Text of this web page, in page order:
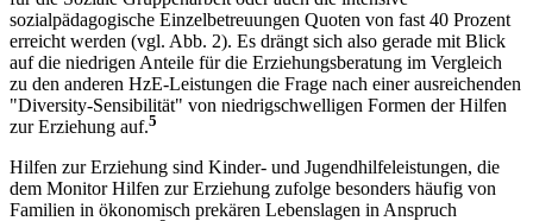
sozialpädagogische Einzelbetreuungen Quoten von fast 40 Prozent
erreicht werden (vgl. Abb. 2). Es drängt sich also gerade mit Blick
auf die niedrigen Anteile für die Erziehungsberatung im Vergleich
zu den anderen HzE-Leistungen die Frage nach einer ausreichenden
"Diversity-Sensibilität" von niedrigschwelligen Formen der Hilfen
zur Erziehung auf.5
Hilfen zur Erziehung sind Kinder- und Jugendhilfeleistungen, die
dem Monitor Hilfen zur Erziehung zufolge besonders häufig von
Familien in ökonomisch prekären Lebenslagen in Anspruch